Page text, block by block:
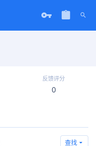
反馈评分
0
查找